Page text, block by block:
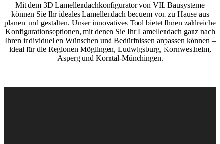
Mit dem 3D Lamellendachkonfigurator von VIL Bausysteme
können Sie Ihr ideales Lamellendach bequem von zu Hause aus
planen und gestalten. Unser innovatives Tool bietet Ihnen zahlreiche
Konfigurationsoptionen, mit denen Sie Ihr Lamellendach ganz nach
Ihren individuellen Wünschen und Bedürfnissen anpassen können –
ideal für die Regionen Möglingen, Ludwigsburg, Kornwestheim,
Asperg und Korntal-Münchingen.